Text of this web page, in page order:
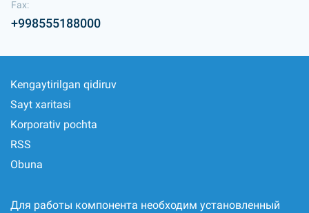
Fax:
+998555188000
Kengaytirilgan qidiruv
Sayt xaritasi
Korporativ pochta
RSS
Obuna
Для работы компонента необходим установленный